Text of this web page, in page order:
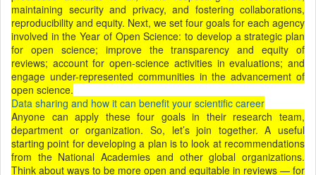
maintaining security and privacy, and fostering collaborations,
reproducibility and equity. Next, we set four goals for each agency
involved in the Year of Open Science: to develop a strategic plan
for open science; improve the transparency and equity of
reviews; account for open-science activities in evaluations; and
engage under-represented communities in the advancement of
open science.
Data sharing and how it can benefit your scientific career
Anyone can apply these four goals in their research team,
department or organization. So, let’s join together. A useful
starting point for developing a plan is to look at recommendations
from the National Academies and other global organizations.
Think about ways to be more open and equitable in reviews — for